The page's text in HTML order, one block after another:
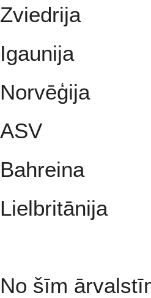
Zviedrija
Igaunija
Norvēģija
ASV
Bahreina
Lielbritānija
No šīm